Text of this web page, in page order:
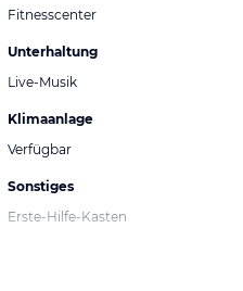
Fitnesscenter
Unterhaltung
Live-Musik
Klimaanlage
Verfügbar
Sonstiges
Erste-Hilfe-Kasten